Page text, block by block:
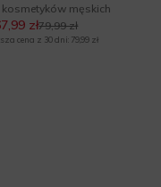
męskich
zł79,99 zł
cena z 30 dni: 79,99 zł